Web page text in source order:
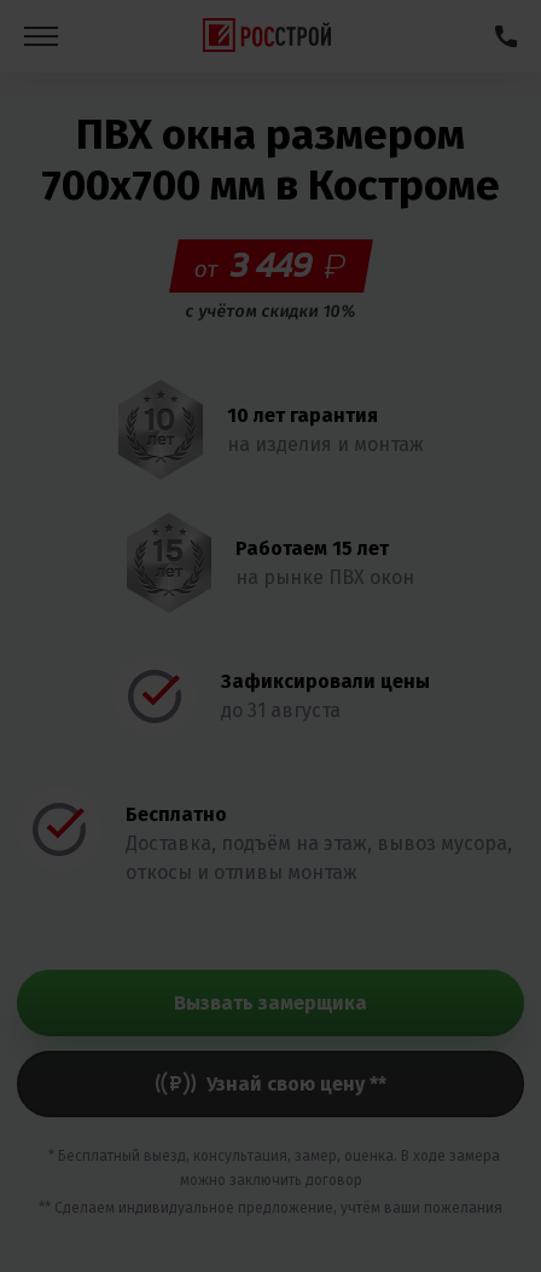
ПВХ окна размером
700х700 мм в Костроме
от 3 449
с учётом скидки 10%
10 лет гарантия
на изделия и монтаж
Работаем 15 лет
на рынке ПВХ окон
Зафиксировали цены
до 31 августа
Бесплатно
Доставка, подъём на этаж, вывоз мусора,
откосы и отливы монтаж
Вызвать замерщика
Узнай свою цену **
* Бесплатный выезд, консультация, замер, оценка. В ходе замера
можно заключить договор
** Сделаем индивидуальное предложение, учтём ваши пожелания